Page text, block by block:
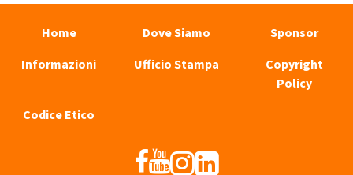
Home Dove Siamo
Sponsor
Informazioni
Ufficio Stampa
Copyright
Policy
Codice Etico